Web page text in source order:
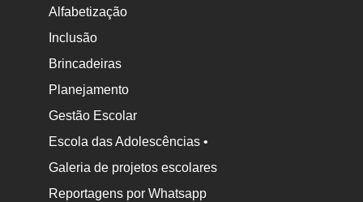
Alfabetização
Inclusão
Brincadeiras
Planejamento
Gestão Escolar
Escola das Adolescências •
Galeria de projetos escolares
Reportagens por Whatsapp